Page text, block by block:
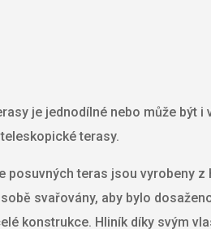
je jednodílné nebo může být i
terasy.
posuvných teras jsou vyrobeny z
svařovány, aby bylo
konstrukce. Hliník díky svým